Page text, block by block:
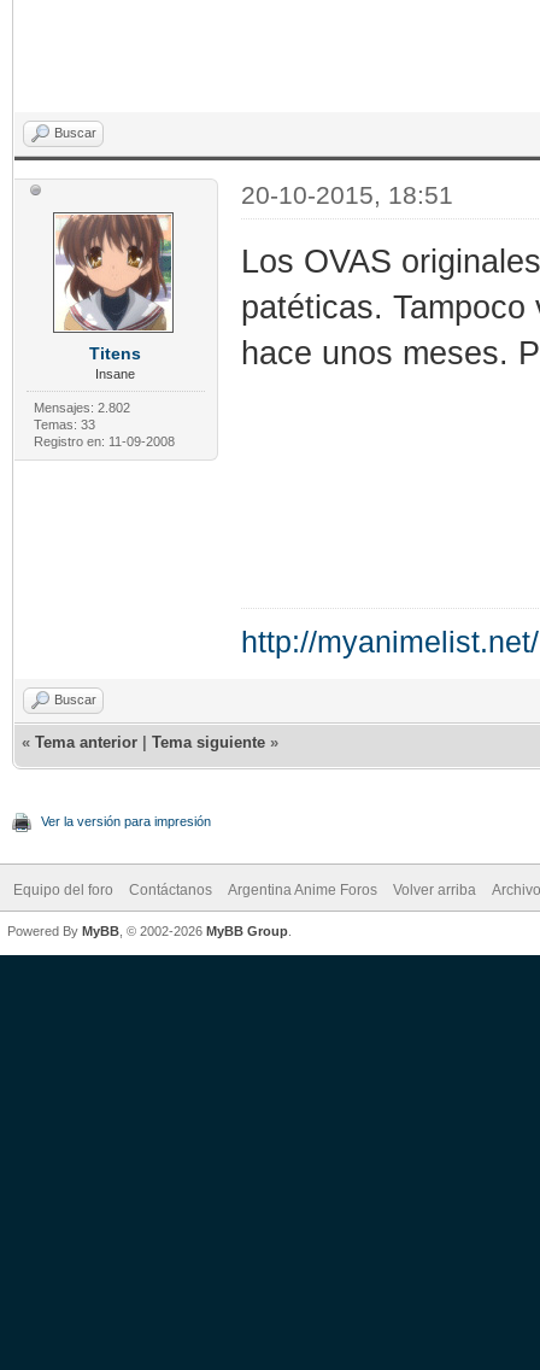
Buscar
Titens
Insane
Mensajes: 2.802
Temas: 33
Registro en: 11-09-2008
20-10-2015, 18:51
Los OVAS
patéticas.
hace unos meses.
http://
Buscar
« Tema anterior Tema siguiente »
Ver la versión para impresión
Equipo del foro Contáctanos Argentina Anime Foros Volver arriba
Powered By MyBB , © 2002-2026 MyBB Group